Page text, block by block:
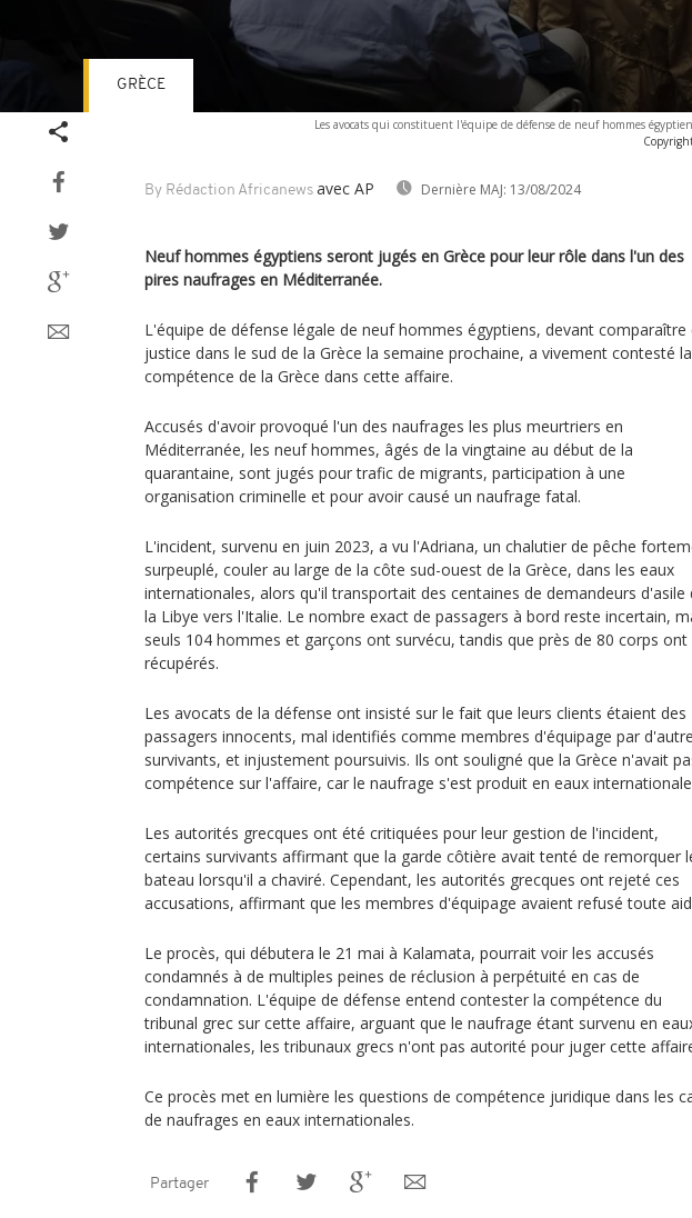
Les avocats qui constituent l'équipe de défense de neuf hommes
By Rédaction Africanews avec AP Dernière MAJ: 13/08/2024
GRÈCE
Neuf hommes égyptiens seront jugés en Grèce pour leur rôle dans l'un des
pires naufrages en Méditerranée.
L'équipe de défense légale de neuf hommes égyptiens, devant comparaître
justice dans le sud de la Grèce la semaine prochaine, a vivement contesté la
compétence de la Grèce dans cette affaire.
Accusés d'avoir provoqué l'un des naufrages les plus meurtriers en
Méditerranée, les neuf hommes, âgés de la vingtaine au début de la
quarantaine, sont jugés pour trafic de migrants, participation à une
organisation criminelle et pour avoir causé un naufrage fatal.
L'incident, survenu en juin 2023, a vu l'Adriana, un chalutier de pêche
surpeuplé, couler au large de la côte sud-ouest de la Grèce, dans les eaux
internationales, alors qu'il transportait des centaines de demandeurs d'asile
la Libye vers l'Italie. Le nombre exact de passagers à bord reste incertain,
seuls 104 hommes et garçons ont survécu, tandis que près de 80 corps ont
récupérés.
Les avocats de la défense ont insisté sur le fait que leurs clients étaient des
passagers innocents, mal identifiés comme membres d'équipage par
survivants, et injustement poursuivis. Ils ont souligné que la Grèce n'avait
compétence sur l'affaire, car le naufrage s'est produit en eaux
Les autorités grecques ont été critiquées pour leur gestion de l'incident,
certains survivants affirmant que la garde côtière avait tenté de remorquer
bateau lorsqu'il a chaviré. Cependant, les autorités grecques ont rejeté ces
accusations, affirmant que les membres d'équipage avaient refusé toute
Le procès, qui débutera le 21 mai à Kalamata, pourrait voir les accusés
condamnés à de multiples peines de réclusion à perpétuité en cas de
condamnation. L'équipe de défense entend contester la compétence du
tribunal grec sur cette affaire, arguant que le naufrage étant survenu en
internationales, les tribunaux grecs n'ont pas autorité pour juger cette
Ce procès met en lumière les questions de compétence juridique dans les
de naufrages en eaux internationales.
Partager